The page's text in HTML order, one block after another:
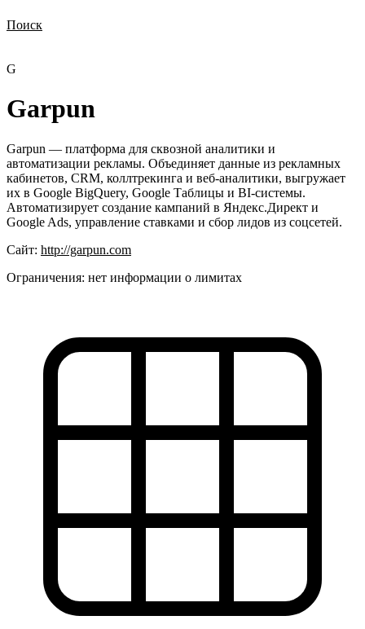
Поиск
G
Garpun
Garpun — платформа для сквозной аналитики и
автоматизации рекламы. Объединяет данные из рекламных
кабинетов, CRM, коллтрекинга и веб-аналитики, выгружает
их в Google BigQuery, Google Таблицы и BI-системы.
Автоматизирует создание кампаний в Яндекс.Директ и
Google Ads, управление ставками и сбор лидов из соцсетей.
Сайт: http://garpun.com
Ограничения: нет информации о лимитах